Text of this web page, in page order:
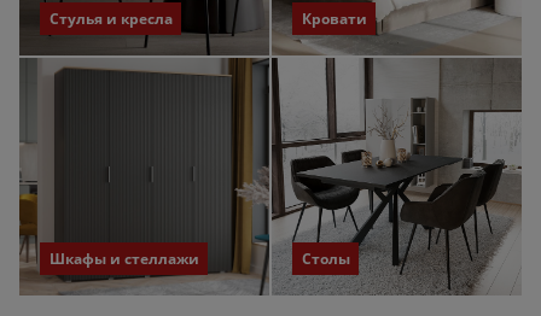
Стулья и кресла Кровати
Шкафы и стеллажи Столы